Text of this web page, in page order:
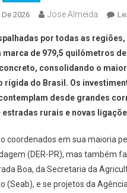
2026 Jose Almeida
por todas as regiões,
marca de 979,5 quilômetros
consolidando o
rígida do Brasil. Os
desde grandes
estradas rurais e novas
coordenados em sua maioria
(DER-PR), mas também
Boa, da Secretaria da
(Seab), e se projetos da